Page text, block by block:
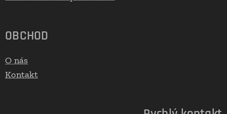
OBCHOD
O nás
Kontakt